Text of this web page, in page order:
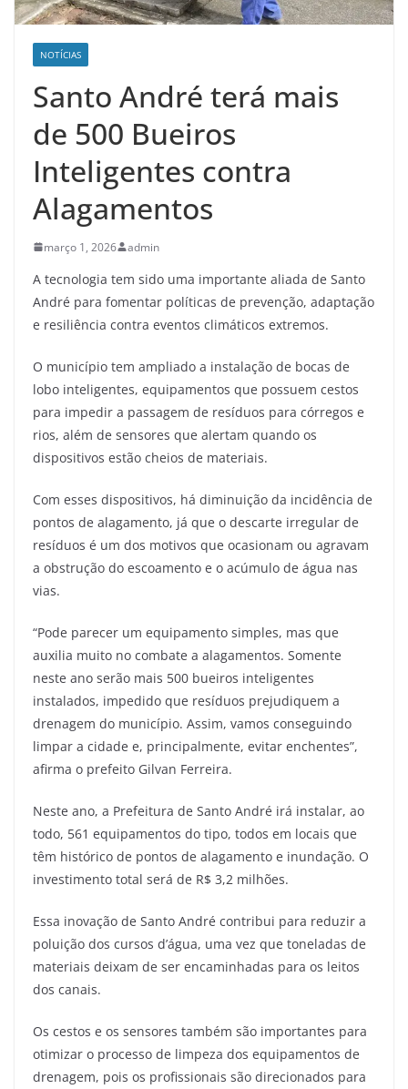
NOTÍCIAS
Santo André terá mais
de 500 Bueiros
Inteligentes contra
Alagamentos
março 1, 2026 admin
A tecnologia tem sido uma importante aliada de Santo
André para fomentar políticas de prevenção, adaptação
e resiliência contra eventos climáticos extremos.
O município tem ampliado a instalação de bocas de
lobo inteligentes, equipamentos que possuem cestos
para impedir a passagem de resíduos para córregos e
rios, além de sensores que alertam quando os
dispositivos estão cheios de materiais.
Com esses dispositivos, há diminuição da incidência de
pontos de alagamento, já que o descarte irregular de
resíduos é um dos motivos que ocasionam ou agravam
a obstrução do escoamento e o acúmulo de água nas
vias.
“Pode parecer um equipamento simples, mas que
auxilia muito no combate a alagamentos. Somente
neste ano serão mais 500 bueiros inteligentes
instalados, impedido que resíduos prejudiquem a
drenagem do município. Assim, vamos conseguindo
limpar a cidade e, principalmente, evitar enchentes”,
afirma o prefeito Gilvan Ferreira.
Neste ano, a Prefeitura de Santo André irá instalar, ao
todo, 561 equipamentos do tipo, todos em locais que
têm histórico de pontos de alagamento e inundação. O
investimento total será de R$ 3,2 milhões.
Essa inovação de Santo André contribui para reduzir a
poluição dos cursos d’água, uma vez que toneladas de
materiais deixam de ser encaminhadas para os leitos
dos canais.
Os cestos e os sensores também são importantes para
otimizar o processo de limpeza dos equipamentos de
drenagem, pois os profissionais são direcionados para